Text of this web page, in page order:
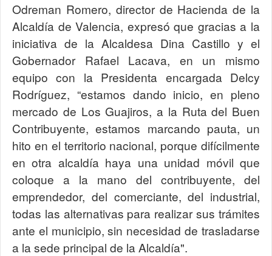
Odreman Romero, director de Hacienda de la
Alcaldía de Valencia, expresó que gracias a la
iniciativa de la Alcaldesa Dina Castillo y el
Gobernador Rafael Lacava, en un mismo
equipo con la Presidenta encargada Delcy
Rodríguez, “estamos dando inicio, en pleno
mercado de Los Guajiros, a la Ruta del Buen
Contribuyente, estamos marcando pauta, un
hito en el territorio nacional, porque difícilmente
en otra alcaldía haya una unidad móvil que
coloque a la mano del contribuyente, del
emprendedor, del comerciante, del industrial,
todas las alternativas para realizar sus trámites
ante el municipio, sin necesidad de trasladarse
a la sede principal de la Alcaldía".